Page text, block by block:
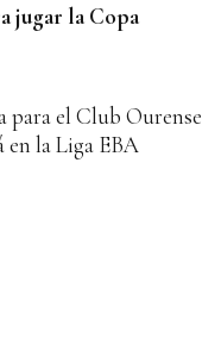
jugar la Copa
para el Club Ourense
en la Liga EBA